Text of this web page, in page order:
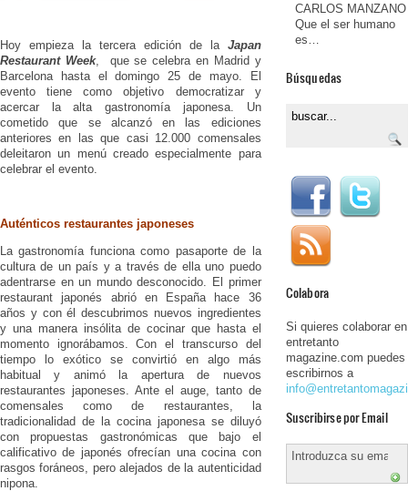
Hoy empieza la tercera edición de la Japan
Restaurant Week, que se celebra en Madrid y
Barcelona hasta el domingo 25 de mayo. El
evento tiene como objetivo democratizar y
acercar la alta gastronomía japonesa. Un
cometido que se alcanzó en las ediciones
anteriores en las que casi 12.000 comensales
deleitaron un menú creado especialmente para
celebrar el evento.
Auténticos restaurantes japoneses
La gastronomía funciona como pasaporte de la
cultura de un país y a través de ella uno puedo
adentrarse en un mundo desconocido. El primer
restaurant japonés abrió en España hace 36
años y con él descubrimos nuevos ingredientes
y una manera insólita de cocinar que hasta el
momento ignorábamos. Con el transcurso del
tiempo lo exótico se convirtió en algo más
habitual y animó la apertura de nuevos
restaurantes japoneses. Ante el auge, tanto de
comensales como de restaurantes, la
tradicionalidad de la cocina japonesa se diluyó
con propuestas gastronómicas que bajo el
calificativo de japonés ofrecían una cocina con
rasgos foráneos, pero alejados de la autenticidad
nipona.
CARLOS MANZANO
Que el ser humano
es…
Búsquedas
Colabora
Si quieres colaborar en
entretanto
magazine.com puedes
escribirnos a
Suscribirse por Email